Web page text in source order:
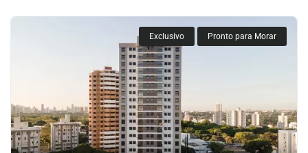
Exclusivo Pronto para Morar